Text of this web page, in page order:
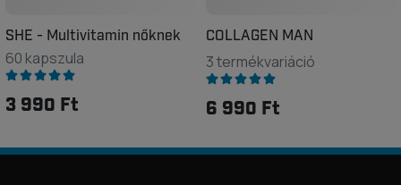
SHE - Multivitamin nőknek
60 kapszula
3 990 Ft
COLLAGEN MAN
3 termékvariáció
6 990 Ft